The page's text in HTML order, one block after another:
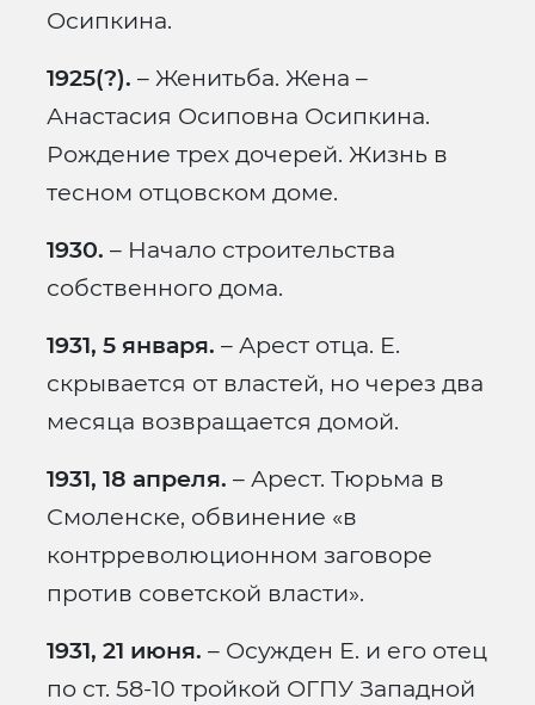
Осипкина.
1925(?). – Женитьба. Жена –
Анастасия Осиповна Осипкина.
Рождение трех дочерей. Жизнь в
тесном отцовском доме.
1930. – Начало строительства
собственного дома.
1931, 5 января. – Арест отца. Е.
скрывается от властей, но через два
месяца возвращается домой.
1931, 18 апреля. – Арест. Тюрьма в
Смоленске, обвинение «в
контрреволюционном заговоре
против советской власти».
1931, 21 июня. – Осужден Е. и его отец
по ст. 58-10 тройкой ОГПУ Западной